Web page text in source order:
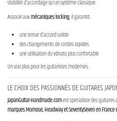
stabilité d’accordage qu’un système classique.
Associé auxmécaniques locking, il garantit :
une tenue d’accord solide
des changements de cordes rapides
une utilisation du vibrato plus confortable
Un vrai plus pour les guitaristes modernes.
LE CHOIX DES PASSIONNÉS DE GUITARES
JapanGuitar-Handmade.comest spécialiste des
marques Momose, Headway et SeventySeven en France